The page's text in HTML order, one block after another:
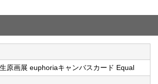
原画展 euphoriaキャンバスカード Equal